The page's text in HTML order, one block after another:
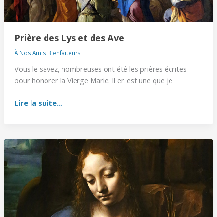
Prière des Lys et des Ave
À Nos Amis Bienfaiteurs
Vous le savez, nombreuses ont été les prières écrites
pour honorer la Vierge Marie. Il en est une que je
Lire la suite...
Magnificat